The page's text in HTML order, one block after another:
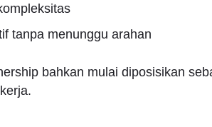
tanpa menunggu arahan
bahkan mulai diposisikan